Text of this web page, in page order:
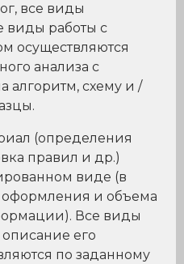
все виды
виды работы с
осуществляются
анализа с
алгоритм, схему и /
(определения
правил и др.)
виде (в
оформления и объема
Все виды
его
по заданному